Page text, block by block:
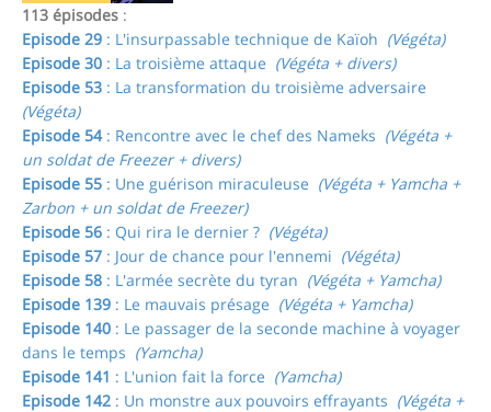
113 épisodes :
Episode 29 : L'insurpassable technique de Kaïoh (Végéta)
Episode 30 : La troisième attaque (Végéta + divers)
Episode 53 : La transformation du troisième adversaire
(Végéta)
Episode 54: Rencontre avec le chef des Nameks (Végéta +
un soldat de Freezer + divers)
Episode 55 : Une guérison miraculeuse (Végéta + Yamcha +
Zarbon + un soldat de Freezer)
Episode 56 : Qui rira le dernier ? (Végéta)
Episode 57 : Jour de chance pour l'ennemi (Végéta)
Episode 58 : L'armée secrète du tyran (Végéta + Yamcha)
Episode 139 : Le mauvais présage (Végéta + Yamcha)
Episode 140 : Le passager de la seconde machine à voyager
dans le temps (Yamcha)
Episode 141 : L'union fait la force (Yamcha)
Episode 142 : Un monstre aux pouvoirs effrayants (Végéta +